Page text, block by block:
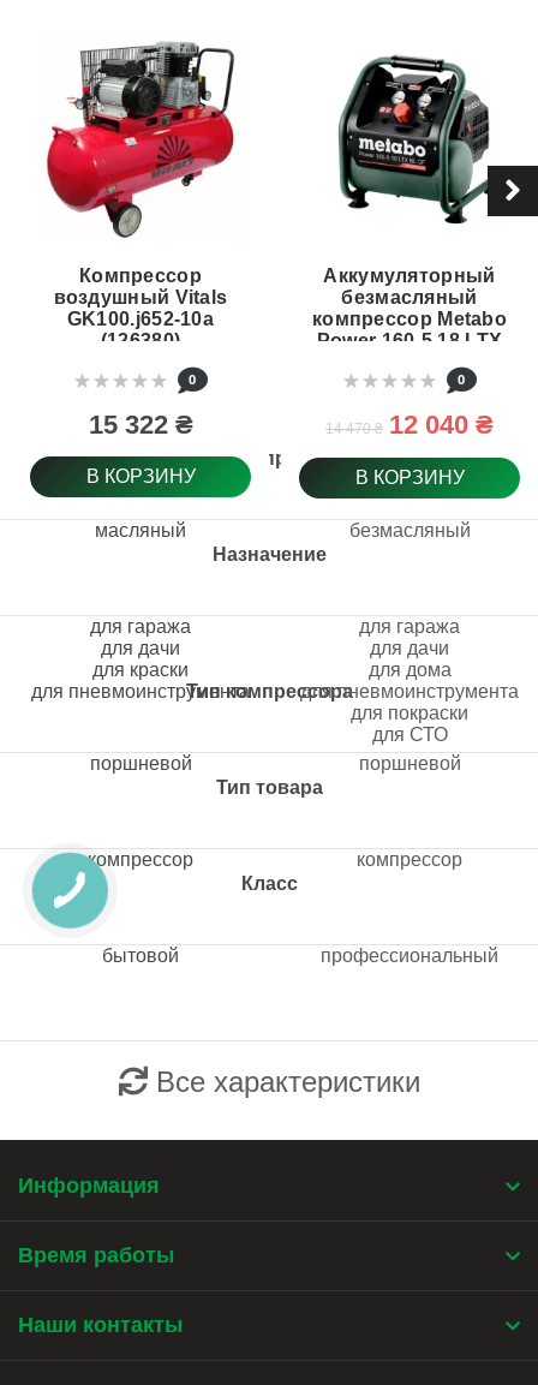
Вид компрессора
Назначение
Тип компрессора
Тип товара
Класс
Компрессор
воздушный Vitals
GK100.j652-10a
(126380)
0
15 322 ₴
В КОРЗИНУ
масляный
для гаража
для дачи
для краски
для пневмоинструмента
поршневой
компрессор
бытовой
Аккумуляторный
безмасляный
компрессор Metabo
Power 160-5 18 LTX
BL OF, 120 л/мин, без
аккума. (601521850)
0
14 470 ₴ 12 040 ₴
В КОРЗИНУ
безмасляный
для гаража
для дачи
для дома
для пневмоинструмента
для покраски
для СТО
поршневой
компрессор
профессиональный
Все характеристики
Информация
Время работы
Наши контакты